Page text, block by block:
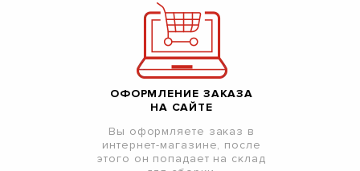
ОФОРМЛЕНИЕ ЗАКАЗА
НА САЙТЕ
Вы оформляете заказ в
интернет-магазине, после
этого он попадает на склад